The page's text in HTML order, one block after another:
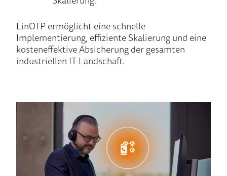
LinOTP ermöglicht eine schnelle
Implementierung, effiziente Skalierung und eine
kosteneffektive Absicherung der gesamten
industriellen IT-Landschaft.